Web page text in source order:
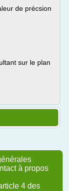
de précsion
sur le plan
à propos
4 des